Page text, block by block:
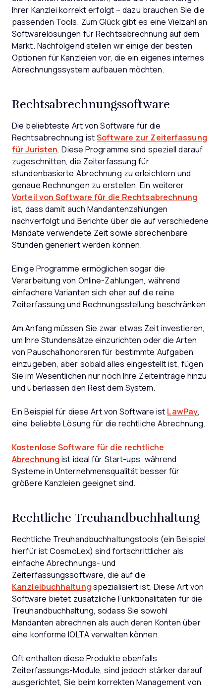
Ihrer Kanzlei korrekt erfolgt – dazu brauchen Sie die
passenden Tools. Zum Glück gibt es eine Vielzahl an
Softwarelösungen für Rechtsabrechnung auf dem
Markt. Nachfolgend stellen wir einige der besten
Optionen für Kanzleien vor, die ein eigenes internes
Abrechnungssystem aufbauen möchten.
Rechtsabrechnungssoftware
Die beliebteste Art von Software für die
Rechtsabrechnung istSoftware zur Zeiterfassung
für Juristen. Diese Programme sind speziell darauf
zugeschnitten, die Zeiterfassung für
stundenbasierte Abrechnung zu erleichtern und
genaue Rechnungen zu erstellen. Ein weiterer
Vorteil von Software für die Rechtsabrechnung
ist, dass damit auch Mandantenzahlungen
nachverfolgt und Berichte über die auf verschiedene
Mandate verwendete Zeit sowie abrechenbare
Stunden generiert werden können.
Einige Programme ermöglichen sogar die
Verarbeitung von Online-Zahlungen, während
einfachere Varianten sich eher auf die reine
Zeiterfassung und Rechnungsstellung beschränken.
Am Anfang müssen Sie zwar etwas Zeit investieren,
um Ihre Stundensätze einzurichten oder die Arten
von Pauschalhonoraren für bestimmte Aufgaben
einzugeben, aber sobald alles eingestellt ist, fügen
Sie im Wesentlichen nur noch Ihre Zeiteinträge hinzu
und überlassen den Rest dem System.
Ein Beispiel für diese Art von Software ist LawPay,
eine beliebte Lösung für die rechtliche Abrechnung.
Kostenlose Software für die rechtliche
Abrechnung ist ideal für Start-ups, während
Systeme in Unternehmensqualität besser für
größere Kanzleien geeignet sind.
Rechtliche Treuhandbuchhaltung
Rechtliche Treuhandbuchhaltungstools (ein Beispiel
hierfür ist CosmoLex) sind fortschrittlicher als
einfache Abrechnungs- und
Zeiterfassungssoftware, die auf die
Kanzleibuchhaltung spezialisiert ist. Diese Art von
Software bietet zusätzliche Funktionalitäten für die
Treuhandbuchhaltung, sodass Sie sowohl
Mandanten abrechnen als auch deren Konten über
eine konforme IOLTA verwalten können.
Oft enthalten diese Produkte ebenfalls
Zeiterfassungs-Module, sind jedoch stärker darauf
ausgerichtet, Sie beim korrekten Management von